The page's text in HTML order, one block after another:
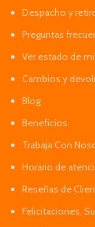
Despacho y
Preguntas
Ver estado de
Cambios y
Blog
Beneficios
Trabaja Con
Horario de
Reseñas de
Felicitaciones,